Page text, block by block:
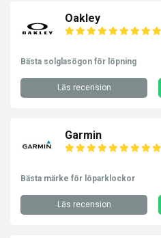
Oakley
Bästa solglasögon för löpning
Läs recension
Garmin
Bästa märke för löparklockor
Läs recension